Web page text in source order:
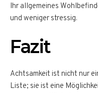
Ihr allgemeines
und weniger stressig.
Fazit
Achtsamkeit ist nicht nur
Liste; sie ist eine